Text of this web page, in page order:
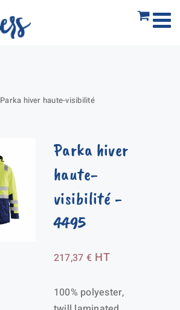
Parka hiver haute-visibilité
Parka hiver
haute-
visibilité-
4495
217,37 € HT
100% polyester,